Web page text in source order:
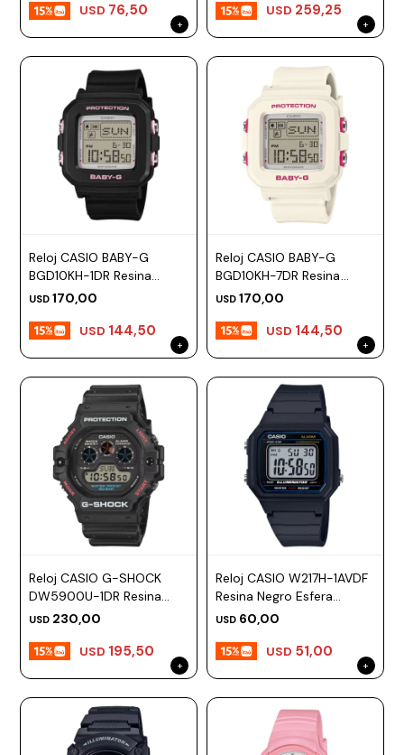
USD 76,50 USD 259,25
Reloj CASIO BABY-G
BGD10KH-1DR Resina
Negro Esfera 40mm
USD 170,00
USD 144,50
Reloj CASIO BABY-G
BGD10KH-7DR Resina
Blanco Esfera 40mm
USD 170,00
USD 144,50
Reloj CASIO G-SHOCK
DW5900U-1DR Resina
Negro Esfera 46mm
USD 230,00
USD 195,50
Reloj CASIO W217H-1AVDF
Resina Negro Esfera
42mm
USD 60,00
USD 51,00